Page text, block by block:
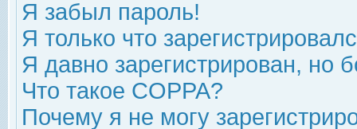
Я забыл пароль!
Я только что
Я давно зарегистрирован, но
Что такое COPPA?
Почему я не могу